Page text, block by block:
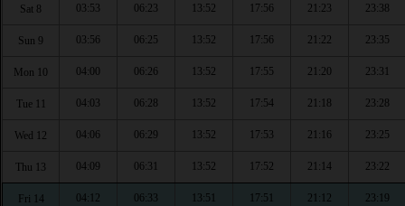
Sat 8 03:53 06:23 13:52 17:56 21:23 23:38
Sun 9 03:56 06:25 13:52 17:56 21:22 23:35
Mon 10 04:00 06:26 13:52 17:55 21:20 23:31
Tue 11 04:03 06:28 13:52 17:54 21:18 23:28
Wed 12 04:06 06:29 13:52 17:53 21:16 23:25
Thu 13 04:09 06:31 13:52 17:52 21:14 23:22
Fri 14 04:12 06:33 13:51 17:51 21:12 23:19